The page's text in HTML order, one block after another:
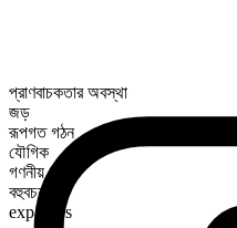
প্রাণবাচকতার অবস্থা
জড়
রূপগত গঠন
যৌগিক
গণনীয়
বহুবচন রূপ
expanses